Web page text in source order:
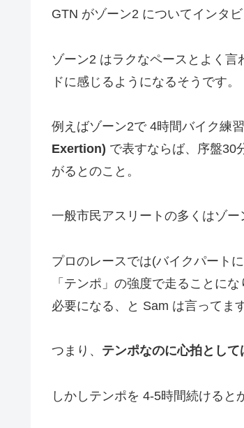
GTN がゾーン2 についてインタビ
ゾーン2 はラクなペースとよく
ドに感じるようになるそうです。
例えばゾーン2で 4時間バイク練習
Exertion) で表すならば、序盤30
がるとのこと。
一般市民アスリートの多くはゾ
プロのレースでは(バイクパート
「テンポ」の強度で走ることに
必要になる、と Sam は言ってます
つまり、 テンポなのに心拍とし
しかしテンポを 4-5時間続けると